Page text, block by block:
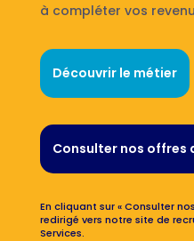
à compléter vos
Découvrir le métier
Consulter nos offres
En cliquant sur « Consulter
redirigé vers notre site de
Services.